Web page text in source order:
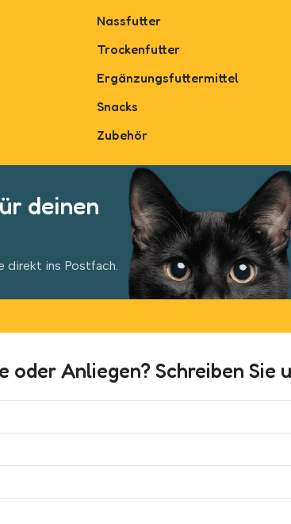
Nassfutter
Trockenfutter
Ergänzungsfuttermittel
Snacks
Zubehör
deinen
direkt ins Postfach.
oder Anliegen? Schreiben Sie